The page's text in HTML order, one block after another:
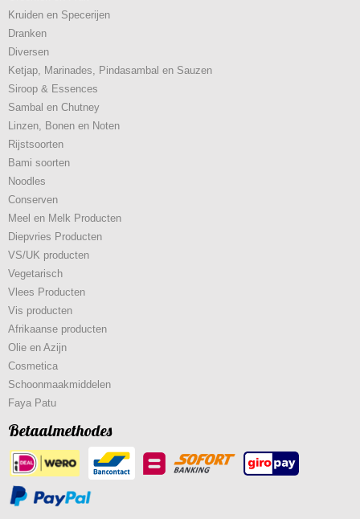
Kruiden en Specerijen
Dranken
Diversen
Ketjap, Marinades, Pindasambal en Sauzen
Siroop & Essences
Sambal en Chutney
Linzen, Bonen en Noten
Rijstsoorten
Bami soorten
Noodles
Conserven
Meel en Melk Producten
Diepvries Producten
VS/UK producten
Vegetarisch
Vlees Producten
Vis producten
Afrikaanse producten
Olie en Azijn
Cosmetica
Schoonmaakmiddelen
Faya Patu
Betaalmethodes